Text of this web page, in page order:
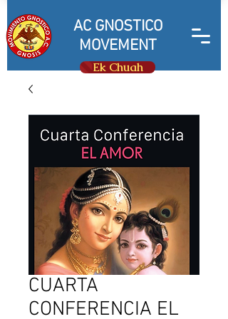
AC GNOSTICO
MOVEMENT
Ek Chuah
CUARTA
CONFERENCIA EL